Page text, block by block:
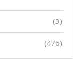
(3)
(476)